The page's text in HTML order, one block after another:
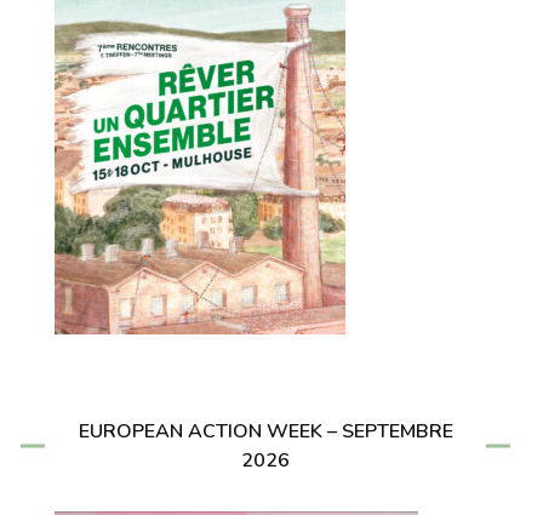
EUROPEAN ACTION WEEK – SEPTEMBRE
2026